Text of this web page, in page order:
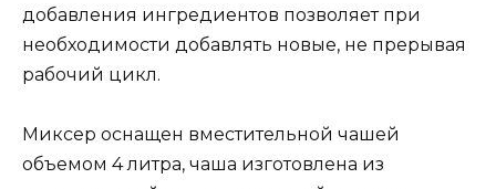
добавления ингредиентов позволяет при
необходимости добавлять новые, не прерывая
рабочий цикл.
Миксер оснащен вместительной чашей
объемом 4 литра, чаша изготовлена из